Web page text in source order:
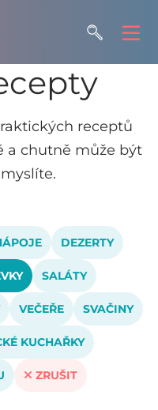
receptů
a chutně může být
DEZERTY
SALÁTY
VEČEŘE SVAČINY
KUCHAŘKY
ZRUŠIT